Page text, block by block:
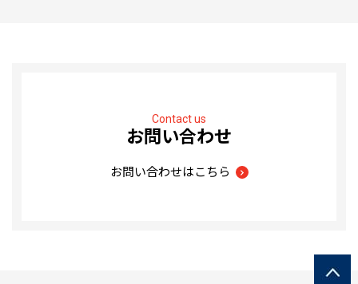
Contact us
お問い合わせ
お問い合わせはこちら